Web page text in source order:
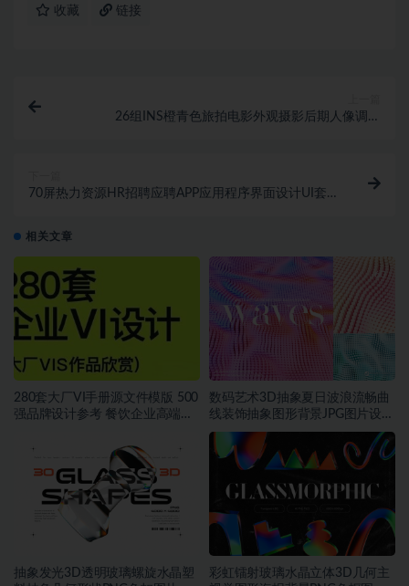
收藏 链接
26组INS橙青色旅拍电影外观摄影后期人像调色
70屏热力资源HR招聘应聘APP应用程序界面设计UI套
相关文章
280套大厂VI手册源文件模版 500
强品牌设计参考 餐饮企业高端矢
数码艺术3D抽象夏日波浪流畅曲
线装饰抽象图形背景JPG图片设计
素材
抽象发光3D透明玻璃螺旋水晶塑
彩虹镭射玻璃水晶立体3D几何主